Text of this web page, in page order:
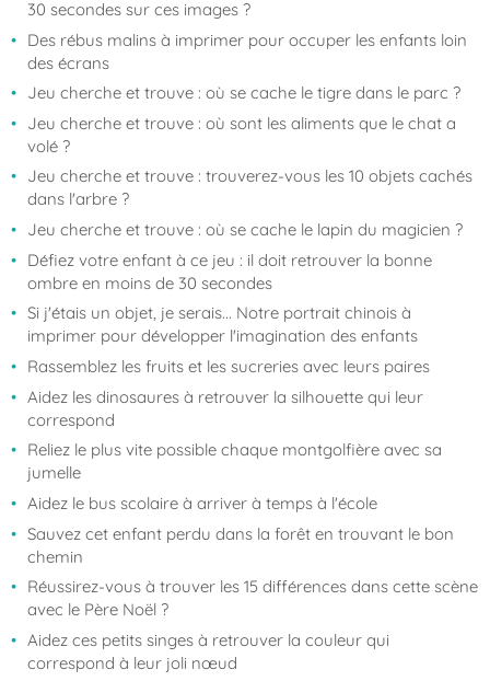
30 secondes sur ces images ?
Des rébus malins à imprimer pour occuper les enfants loin
des écrans
Jeu cherche et trouve : où se cache le tigre dans le parc ?
Jeu cherche et trouve : où sont les aliments que le chat a
volé ?
Jeu cherche et trouve : trouverez-vous les 10 objets cachés
dans l'arbre ?
Jeu cherche et trouve : où se cache le lapin du magicien ?
Défiez votre enfant à ce jeu : il doit retrouver la bonne
ombre en moins de 30 secondes
Si j'étais un objet, je serais... Notre portrait chinois à
imprimer pour développer l'imagination des enfants
Rassemblez les fruits et les sucreries avec leurs paires
Aidez les dinosaures à retrouver la silhouette qui leur
correspond
Reliez le plus vite possible chaque montgolfière avec sa
jumelle
Aidez le bus scolaire à arriver à temps à l'école
Sauvez cet enfant perdu dans la forêt en trouvant le bon
chemin
Réussirez-vous à trouver les 15 différences dans cette scène
avec le Père Noël ?
Aidez ces petits singes à retrouver la couleur qui
correspond à leur joli nœud